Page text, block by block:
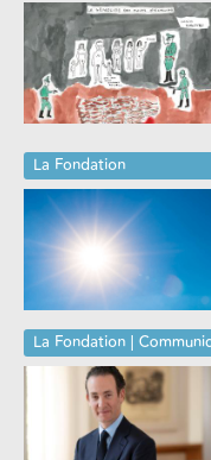
La Fondation
La Fondation |